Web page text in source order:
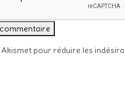
pour réduire les